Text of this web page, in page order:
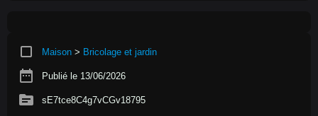
crop_square Maison > Bricolage et jardin
date_range Publié le 13/06/2026
source sE7tce8C4g7vCGv18795